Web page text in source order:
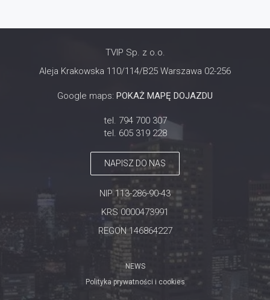
TVIP Sp. z o.o.
Aleja Krakowska 110/114/B25 Warszawa 02-256
Google maps: POKAŻ MAPĘ DOJAZDU
tel. 794 700 307
tel. 605 319 228
NAPISZ DO NAS
NIP 113-286-90-43
KRS 0000473991
REGON 146864227
NEWS
Polityka prywatności i cookies